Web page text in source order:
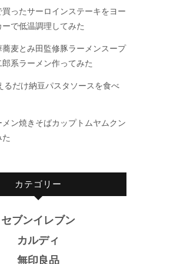
買ったサーロインステーキをヨー
で低温調理してみた
麦とみ田監修豚ラーメンスープ
郎系ラーメン作ってみた
るだけ納豆パスタソースを食べ
ン焼きそばカップトムヤムクン
カテゴリー
セブンイレブン
カルディ
無印良品